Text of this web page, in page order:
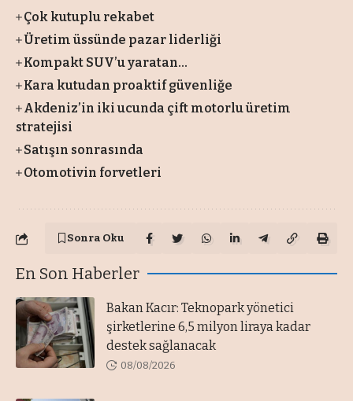
Çok kutuplu rekabet
Üretim üssünde pazar liderliği
Kompakt SUV’u yaratan...
Kara kutudan proaktif güvenliğe
Akdeniz’in iki ucunda çift motorlu üretim
stratejisi
Satışın sonrasında
Otomotivin forvetleri
Sonra Oku
En Son Haberler
Bakan Kacır: Teknopark yönetici
şirketlerine 6,5 milyon liraya kadar
destek sağlanacak
08/08/2026